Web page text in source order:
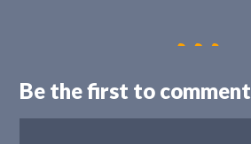
Be the first to comment